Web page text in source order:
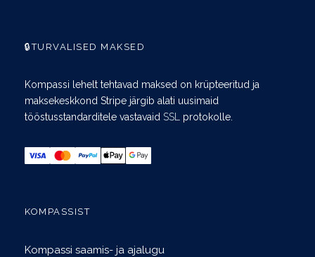
🔒TURVALISED MAKSED
Kompassi lehelt tehtavad maksed on krüpteeritud ja
maksekeskkond Stripe järgib alati uusimaid
tööstusstandarditele vastavaid SSL protokolle.
KOMPASSIST
Kompassi saamis- ja ajalugu